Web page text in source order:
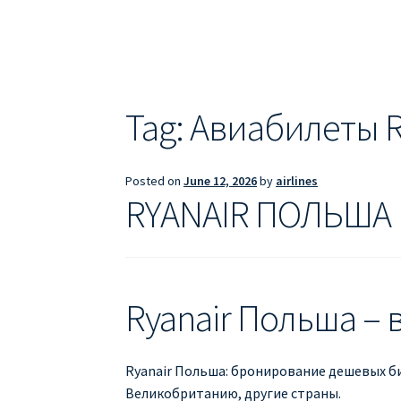
Информация по бронированию билетов
ПРАВИЛА РЕГИСТРАЦИИПРИЛОЖЕНИЕ
Tag:Авиабилеты
Posted onJune 12, 2026by airlines
RYANAIR ПОЛЬША
Ryanair Польша –
Ryanair Польша: бронирование дешевых
Великобританию, другие страны.